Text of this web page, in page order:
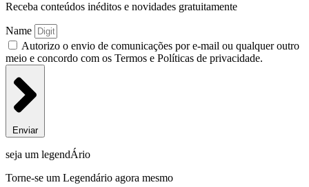
Receba conteúdos inéditos e novidades gratuitamente
Name
Autorizo o envio de comunicações por e-mail ou qualquer outro
meio e concordo com os Termos e Políticas de privacidade.
Enviar
seja um legendÁrio
Torne-se um Legendário agora mesmo